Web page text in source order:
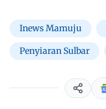
Inews Mamuju
Penyiaran Sulbar